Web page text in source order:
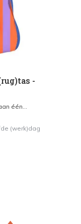
-
één...
(werk)dag